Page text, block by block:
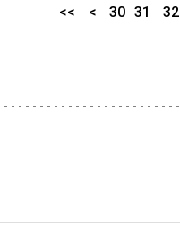
<< < 30 31 32